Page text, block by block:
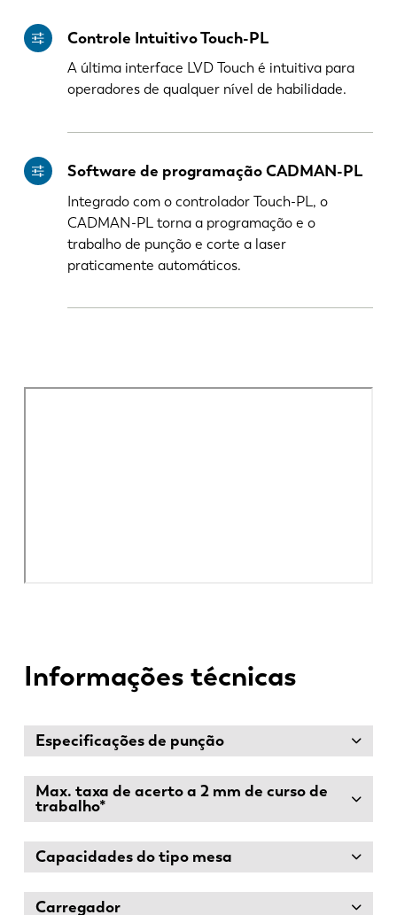
Controle Intuitivo Touch-PL
A última interface LVD Touch é intuitiva para
operadores de qualquer nível de habilidade.
Software de programação CADMAN-PL
Integrado com o controlador Touch-PL, o
CADMAN-PL torna a programação e o
trabalho de punção e corte a laser
praticamente automáticos.
Informações técnicas
Especificações de punção
Max. taxa de acerto a 2 mm de curso de
trabalho*
Capacidades do tipo mesa
Carregador